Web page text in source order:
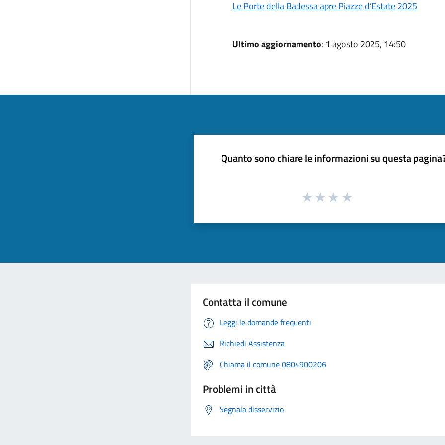
Le Porte della Badessa apre Piazze d’Estate 2025
Ultimo aggiornamento: 1 agosto 2025, 14:50
Quanto sono chiare le informazioni su questa
Contatta il comune
Leggi le domande frequenti
Richiedi Assistenza
Chiama il comune 0804900206
Problemi in città
Segnala disservizio